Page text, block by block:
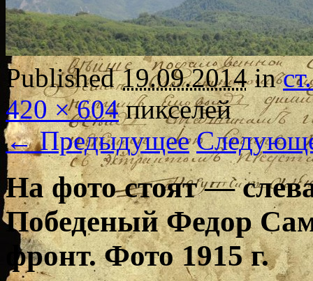
Published19.09.2014in
420 × 604пикселей
← Предыдущее
На фото стоят —
Победеный Федор
фронт. Фото 1915 г.